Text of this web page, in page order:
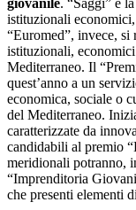
istituzionali
“Euromed”, invece,
istituzionali, economici
Mediterraneo. Il
quest’anno a un
economica, sociale o
del Mediterraneo.
caratterizzate da
candidabili al premio
meridionali potranno,
“Imprenditoria
che presenti elementi